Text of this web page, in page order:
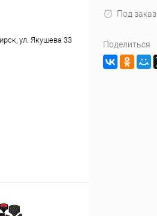
ул. Якушева 33
Под заказ
Поделиться